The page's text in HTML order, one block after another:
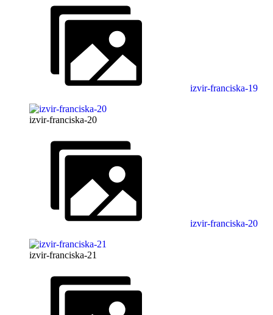
izvir-franciska-19
izvir-franciska-20
izvir-franciska-20
izvir-franciska-21